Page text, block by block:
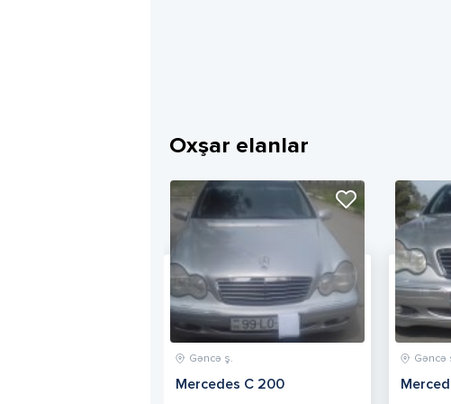
Oxşar elanlar
Gəncə ş.
Mercedes C 200
Gəncə